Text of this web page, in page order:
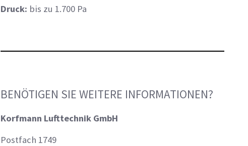
Druck: bis zu 1.700 Pa
BENÖTIGEN SIE WEITERE INFORMATIONEN?
Korfmann Lufttechnik GmbH
Postfach 1749